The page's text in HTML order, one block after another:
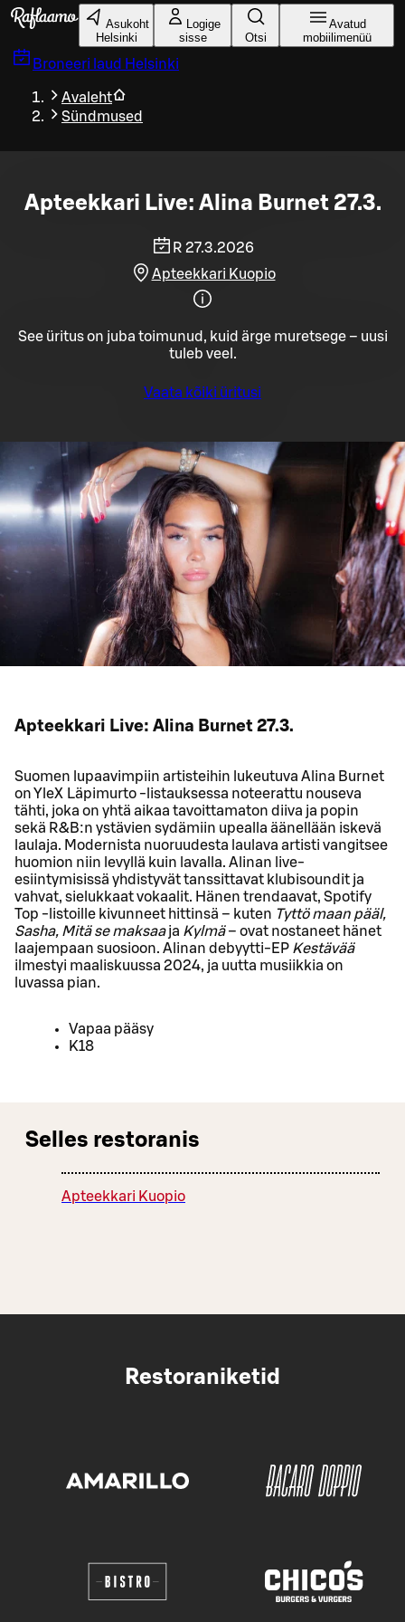
Liigu peamise sisu juurde
Asukoht
Helsinki
Logige
sisse
Otsi
Avatud
mobiilimenüü
Broneeri laud Helsinki
Avaleht
Sündmused
Apteekkari Live: Alina Burnet 27.3.
R 27.3.2026
Apteekkari Kuopio
See üritus on juba toimunud, kuid ärge muretsege – uusi
tuleb veel.
Vaata kõiki üritusi
Apteekkari Live: Alina Burnet 27.3.
Suomen lupaavimpiin artisteihin lukeutuva Alina Burnet
on YleX Läpimurto -listauksessa noteerattu nouseva
tähti, joka on yhtä aikaa tavoittamaton diiva ja popin
sekä R&B:n ystävien sydämiin upealla äänellään iskevä
laulaja. Modernista nuoruudesta laulava artisti vangitsee
huomion niin levyllä kuin lavalla. Alinan live-
esiintymisissä yhdistyvät tanssittavat klubisoundit ja
vahvat, sielukkaat vokaalit. Hänen trendaavat, Spotify
Top -listoille kivunneet hittinsä – kuten Tyttö maan pääl,
Sasha, Mitä se maksaaja Kylmä– ovat nostaneet hänet
laajempaan suosioon. Alinan debyytti-EP Kestävää
ilmestyi maaliskuussa 2024, ja uutta musiikkia on
luvassa pian.
Vapaa pääsy
K18
Selles restoranis
Apteekkari Kuopio
Restoraniketid